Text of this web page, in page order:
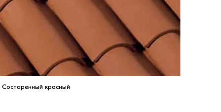
Состаренный красный